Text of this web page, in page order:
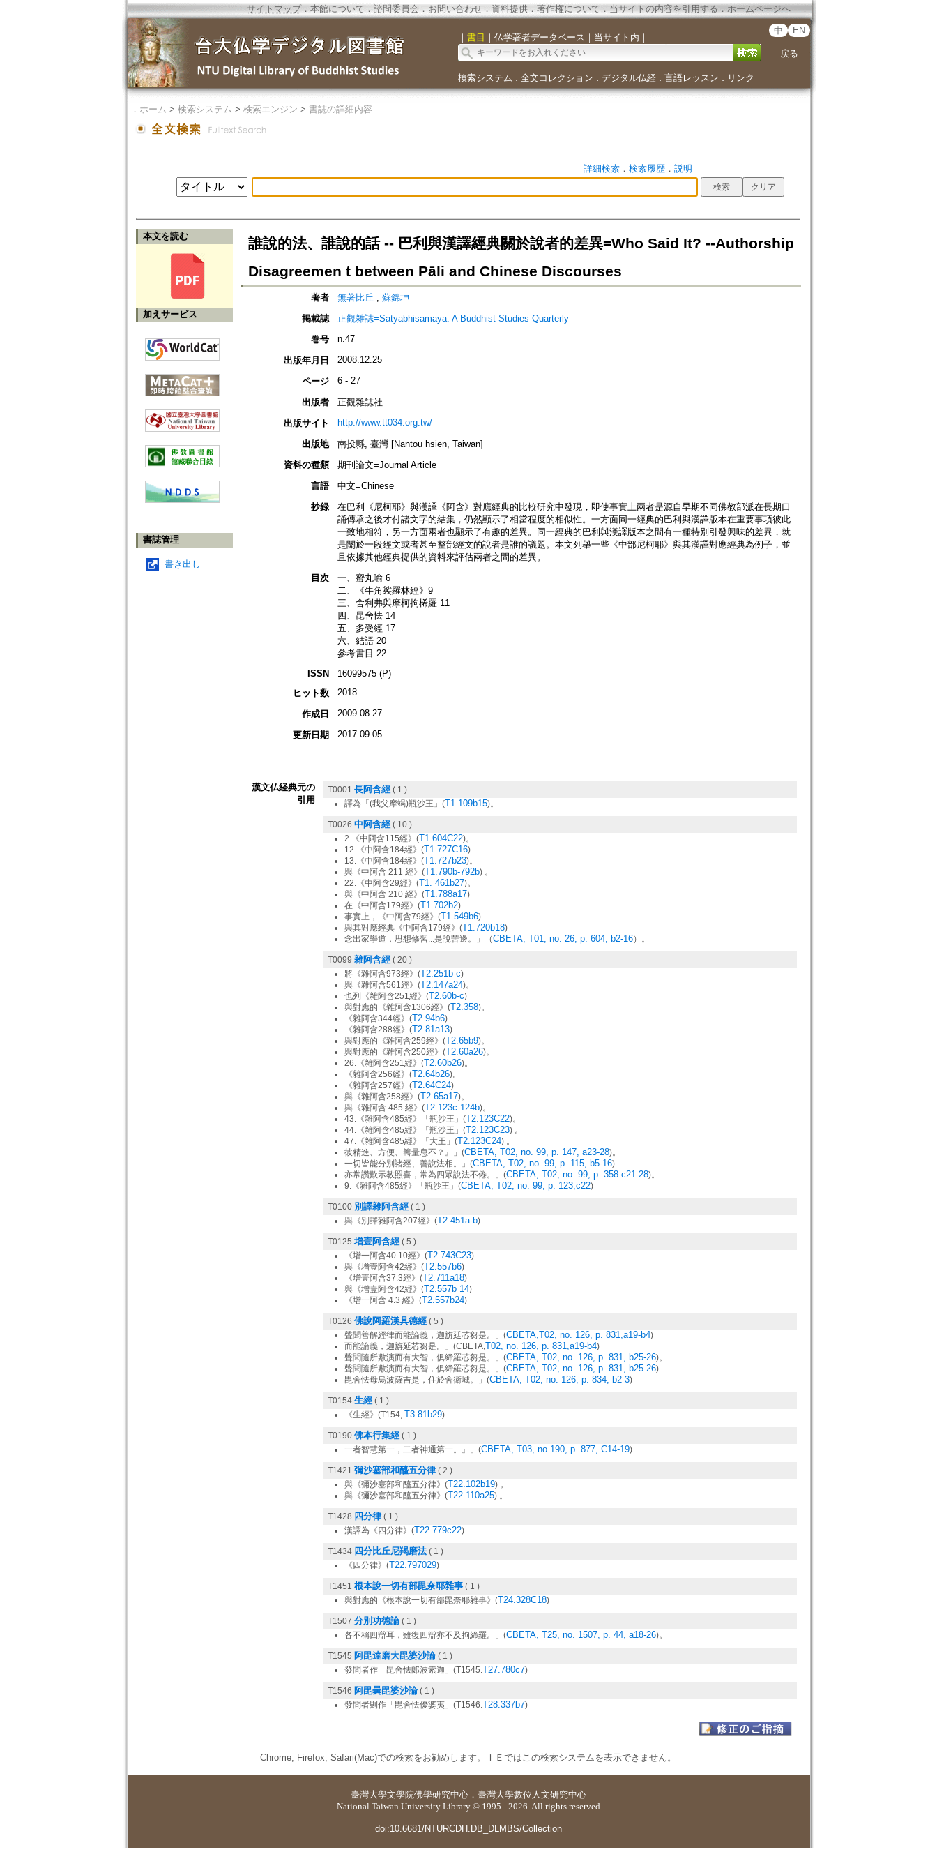
サイトマップ．本館について ． 諮問委員会． お問い合わせ． 資料提供． 著作権について．当サイトの内容を引用する ． ホームページへ
｜ 書目 ｜ 仏学著者データベース ｜ 当サイト内 ｜
中 EN
戻る
検索システム ． 全文コレクション ． デジタル仏経． 言語レッスン ． リンク
． ホーム > 検索システム > 検索エンジン > 書誌の詳細内容
詳細検索． 検索履歴． 説明
本文を読む
加えサービス
書誌管理
書き出し
誰說的法、誰說的話 -- 巴利與漢譯經典關於說者的差異=Who Said It? --Authorship
Disagreemen t between Pāli and Chinese Discourses
著者 無著比丘 ; 蘇錦坤
掲載誌
正觀雜誌=Satyabhisamaya: A Buddhist Studies Quarterly
巻号
n.47
出版年月日 2008.12.25
ページ 6 - 27
出版者
正觀雜誌社
出版サイト
http://www.tt034.org.tw/
出版地
南投縣, 臺灣 [Nantou hsien, Taiwan]
資料の種類
期刊論文=Journal Article
言語
中文=Chinese
抄録
在巴利《尼柯耶》與漢譯《阿含》對應經典的比較研究中發現，即使事實上兩者是源自早期不同佛教部派在長期口
誦傳承之後才付諸文字的結集，仍然顯示了相當程度的相似性。一方面同一經典的巴利與漢譯版本在重要事項彼此
一致地相符，另一方面兩者也顯示了有趣的差異。同一經典的巴利與漢譯版本之間有一種特別引發興味的差異，就
是關於一段經文或者甚至整部經文的說者是誰的議題。本文列舉一些《中部尼柯耶》與其漢譯對應經典為例子，並
且依據其他經典提供的資料來評估兩者之間的差異。
目次
一、蜜丸喻 6
二、《牛角裟羅林經》9
三、舍利弗與摩柯拘桸羅 11
四、昆舍怯 14
五、多受經 17
六、結語 20
參考書目 22
ISSN
16099575 (P)
ヒット数
2018
作成日 2009.08.27
更新日期 2017.09.05
漢文仏経典元の
引用
T0001 長阿含經( 1 )
譯為「(我父摩竭)瓶沙王」(T1.109b15)。
T0026 中阿含經( 10 )
2.《中阿含115經》(T1.604C22)。
12.《中阿含184經》(T1.727C16)
13.《中阿含184經》(T1.727b23)。
與《中阿含 211 經》(T1.790b-792b) 。
22.《中阿含29經》(T1. 461b27)。
與《中阿含 210 經》(T1.788a17)
在《中阿含179經》(T1.702b2)
事實上，《中阿含79經》(T1.549b6)
與其對應經典《中阿含179經》(T1.720b18)
念出家學道，思想修習...是說苦邊。」（CBETA, T01, no. 26, p. 604, b2-16）。
T0099 雜阿含經( 20 )
將《雜阿含973經》(T2.251b-c)
與《雜阿含561經》(T2.147a24)。
也列《雜阿含251經》(T2.60b-c)
與對應的《雜阿含1306經》(T2.358)。
《雜阿含344經》(T2.94b6)
《雜阿含288經》(T2.81a13)
與對應的《雜阿含259經》(T2.65b9)。
與對應的《雜阿含250經》(T2.60a26)。
26.《雜阿含251經》(T2.60b26)。
《雜阿含256經》(T2.64b26)。
《雜阿含257經》(T2.64C24)
與《雜阿含258經》(T2.65a17)。
與《雜阿含 485 經》(T2.123c-124b)。
43.《雜阿含485經》「瓶沙王」(T2.123C22)。
44.《雜阿含485經》「瓶沙王」(T2.123C23) 。
47.《雜阿含485經》「大王」(T2.123C24) 。
彼精進、方便、籌量息不？』」(CBETA, T02, no. 99, p. 147, a23-28)。
一切皆能分別諸經、善說法相。」(CBETA, T02, no. 99, p. 115, b5-16)
亦常讚歎示教照喜，常為四眾說法不倦。」(CBETA, T02, no. 99, p. 358 c21-28)。
9:《雜阿含485經》「瓶沙王」(CBETA, T02, no. 99, p. 123,c22)
T0100 別譯雜阿含經( 1 )
與《別譯雜阿含207經》(T2.451a-b)
T0125 增壹阿含經( 5 )
《增一阿含40.10經》(T2.743C23)
與《增壹阿含42經》(T2.557b6)
《增壹阿含37.3經》(T2.711a18)
與《增壹阿含42經》(T2.557b 14)
《增一阿含 4.3 經》(T2.557b24)
T0126 佛說阿羅漢具德經( 5 )
聲聞善解經律而能論義，迦旃延芯芻是。」(CBETA,T02, no. 126, p. 831,a19-b4)
而能論義，迦旃延芯芻是。」(CBETA,T02, no. 126, p. 831,a19-b4)
聲聞隨所敷演而有大智，俱締羅芯芻是。」(CBETA, T02, no. 126, p. 831, b25-26)。
聲聞隨所敷演而有大智，俱締羅芯芻是。」(CBETA, T02, no. 126, p. 831, b25-26)
毘舍怯母烏波薩吉是，住於舍衛城。」(CBETA, T02, no. 126, p. 834, b2-3)
T0154 生經( 1 )
《生經》(T154, T3.81b29)
T0190 佛本行集經( 1 )
一者智慧第一，二者神通第一。』」(CBETA, T03, no.190, p. 877, C14-19)
T1421 彌沙塞部和醯五分律( 2 )
與《彌沙塞部和醯五分律》(T22.102b19) 。
與《彌沙塞部和醯五分律》(T22.110a25) 。
T1428 四分律( 1 )
漢譯為《四分律》(T22.779c22)
T1434 四分比丘尼羯磨法( 1 )
《四分律》(T22.797029)
T1451 根本說一切有部毘奈耶雜事( 1 )
與對應的《根本說一切有部毘奈耶雜事》(T24.328C18)
T1507 分別功德論( 1 )
各不稱四辯耳，雖復四辯亦不及拘締羅。」(CBETA, T25, no. 1507, p. 44, a18-26)。
T1545 阿毘達磨大毘婆沙論( 1 )
發問者作「毘舍怯郞波索迦」(T1545.T27.780c7)
T1546 阿毘曇毘婆沙論( 1 )
發問者則作「毘舍怯優婆夷」(T1546.T28.337b7)
Chrome, Firefox, Safari(Mac)での検索をお勧めします。ＩＥではこの検索システムを表示できません。
臺灣大學文學院佛學研究中心 ． 臺灣大學數位人文研究中心
National Taiwan University Library © 1995 - 2026. All rights reserved
doi:10.6681/NTURCDH.DB_DLMBS/Collection